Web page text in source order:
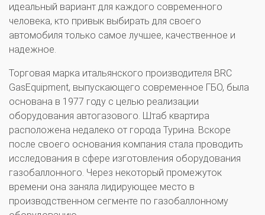
идеальный вариант для каждого современного
человека, кто привык выбирать для своего
автомобиля только самое лучшее, качественное и
надежное.
Торговая марка итальянского производителя BRC
GasEquipment, выпускающего современное ГБО, была
основана в 1977 году с целью реализации
оборудования автогазового. Штаб квартира
расположена недалеко от города Турина. Вскоре
после своего основания компания стала проводить
исследования в сфере изготовления оборудования
газобаллонного. Через некоторый промежуток
времени она заняла лидирующее место в
производственном сегменте по газобаллонному